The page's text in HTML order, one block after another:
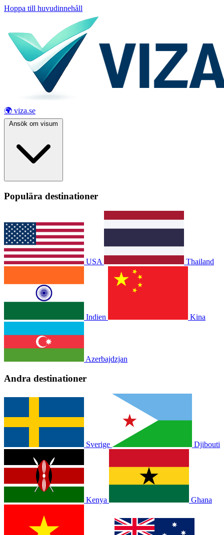
Hoppa till huvudinnehåll
🌍 viza.se
Ansök om visum
Populära destinationer
USA Thailand
Indien Kina
Azerbajdzjan
Andra destinationer
Sverige Djibouti
Kenya Ghana